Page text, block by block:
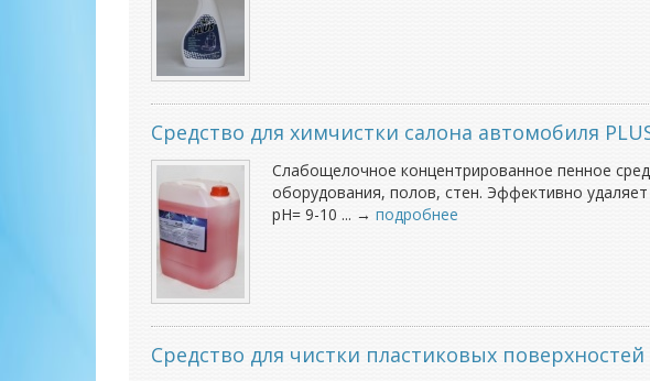
Средство для химчистки салона автомобиля
Слабощелочное концентрированное пенное
оборудования, полов, стен. Эффективно удаляет
pH= 9-10 ... → подробнее
Средство для чистки пластиковых поверхностей